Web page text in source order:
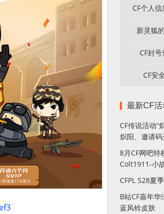
CF个人
新灵狐
CF封
CF安
最新CF活
CF传说活动“
炽阳、邀请
8月CF网吧特
Colt1911-小
CFPL S28夏
B站CF嘉年
蓝风铃皮肤